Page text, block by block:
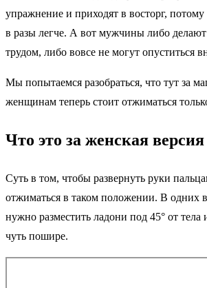
упражнение и приходят в восторг, потому
в разы легче. А вот мужчины либо делают
трудом, либо вовсе не могут опуститься
Мы попытаемся разобраться, что тут за
женщинам теперь стоит отжиматься
Что это за женская
Суть в том, чтобы развернуть руки
отжиматься в таком положении. В одних
нужно разместить ладони под 45° от тела
чуть пошире.